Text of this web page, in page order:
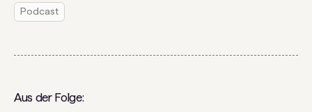
Podcast
Aus der Folge: